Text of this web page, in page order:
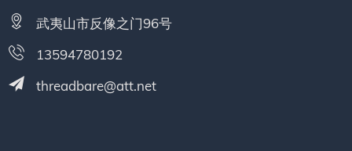
武夷山市反像之门96号
13594780192
threadbare@att.net